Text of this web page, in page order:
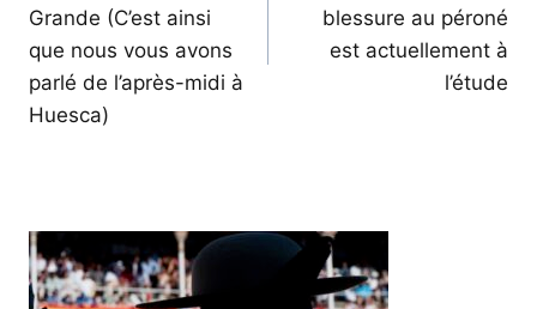
Grande (C’est ainsi
que nous vous avons
parlé de l’après-midi à
Huesca)
blessure au péroné
est actuellement à
l’étude